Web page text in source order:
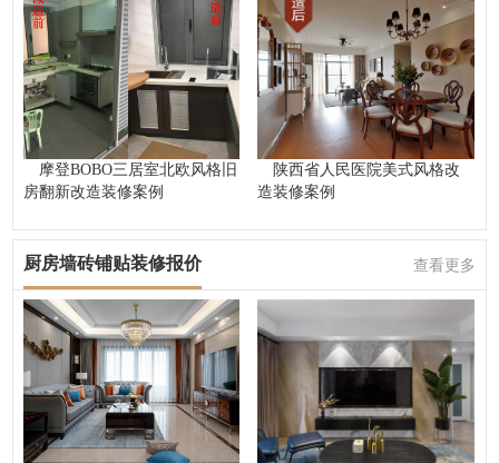
摩登BOBO三居室北欧风格旧
房翻新改造装修案例
陕西省人民医院美式风格改
造装修案例
厨房墙砖铺贴装修报价 查看更多